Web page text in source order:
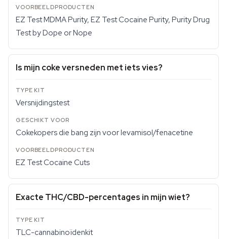
EZ Test MDMA Purity, EZ Test Cocaine Purity, Purity Drug
Test by Dope or Nope
Is mijn coke versneden met iets vies?
Versnijdingstest
Cokekopers die bang zijn voor levamisol/fenacetine
EZ Test Cocaine Cuts
Exacte THC/CBD-percentages in mijn wiet?
TLC-cannabinoïdenkit